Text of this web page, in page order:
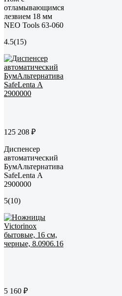
отламывающимся
лезвием 18 мм
NEO Tools 63-060
4.5(15)
125 208 ₽
Диспенсер
автоматический
БумАльтернатива
SafeLenta А
2900000
5(10)
5 160 ₽